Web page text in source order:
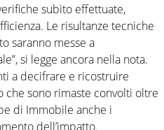
subito effettuate,
Le risultanze tecniche
saranno messe a
si legge ancora nella nota.
a decifrare e ricostruire
che sono rimaste convolti oltre
di Immobile anche i
dell’impatto.